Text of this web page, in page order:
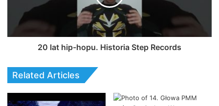
20 lat hip-hopu. Historia Step Records
Related Articles